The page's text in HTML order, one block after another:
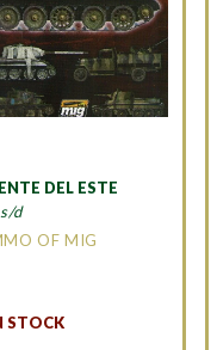
DEL ESTE
d
OF MIG
STOCK